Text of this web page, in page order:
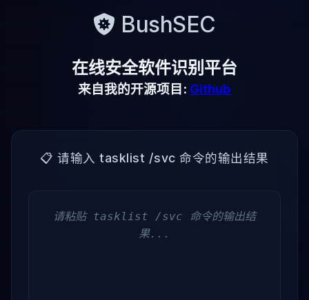
BushSEC
在线安全软件识别平台
来自我的开源项目: Github